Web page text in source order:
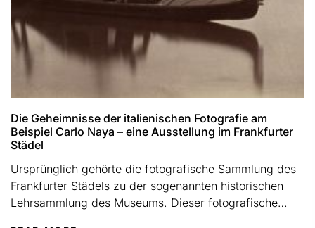
Die Geheimnisse der italienischen Fotografie am
Beispiel Carlo Naya – eine Ausstellung im Frankfurter
Städel
Ursprünglich gehörte die fotografische Sammlung des
Frankfurter Städels zu der sogenannten historischen
Lehrsammlung des Museums. Dieser fotografische